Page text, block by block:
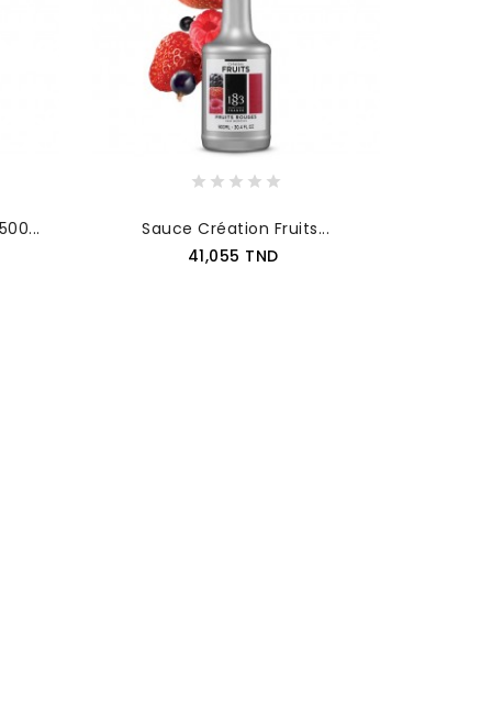
Sauce Création Fruits...
Prix
41,055 TND